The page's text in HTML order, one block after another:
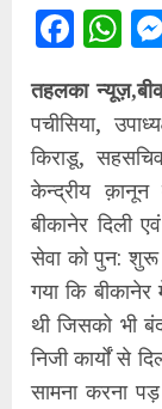
तहलका
पचीसिया,
किराडू,
केन्द्रीय क़ानून
बीकानेर दिली
सेवा को पुन: शुरू
गया कि
थी जिसको भी
निजी कार्यों से
सामना करना